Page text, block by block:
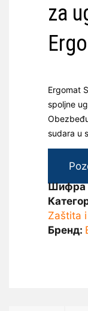
za
Ergomat
spoljne
sudara u
Шифра
Zaštita
Бренд: